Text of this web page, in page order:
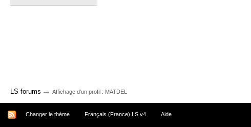
LS forums → Affichage d'un profil : MATDEL
Changer le thème Français (France) LS v4 Aide